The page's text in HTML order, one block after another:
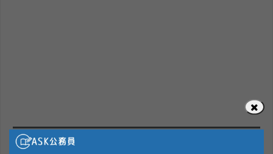
ASK公務員では個別指導講座を実施